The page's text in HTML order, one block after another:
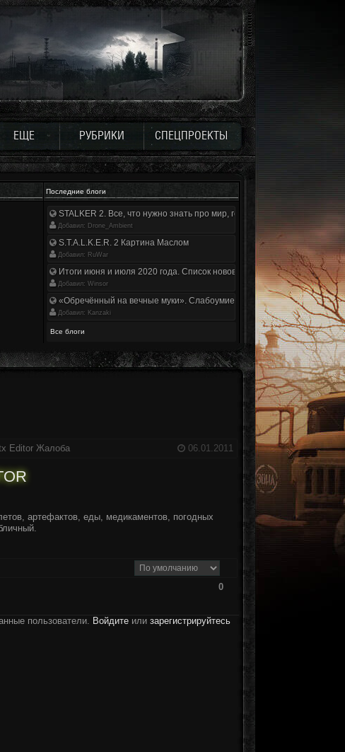
ЕЩЕ РУБРИКИ СПЕЦПРОЕКТЫ
Последние блоги
STALKER 2. Все, что нужно знать про мир, геймплей и сюжет | Разбор
Добавил: Drone_Ambient
S.T.A.L.K.E.R. 2 Картина Маслом
Добавил: RuWar
Итоги июня и июля 2020 года. Список нововведений
Добавил: Winsor
«Обречённый на вечные муки». Слабоумие и отвага
Добавил: Kanzaki
Все блоги
06.01.2011
Editor Жалоба
артефактов, еды, медикаментов, погодных
0
пользователи. Войдите или зарегистрируйтесь